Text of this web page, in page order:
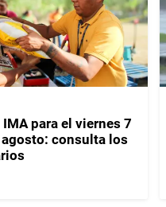
para el viernes 7
consulta los